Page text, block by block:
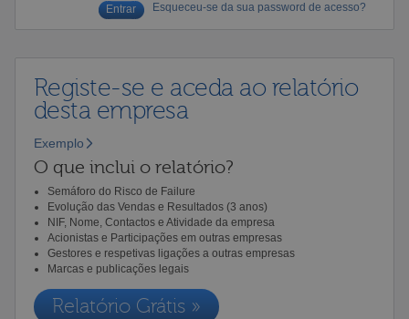
Esqueceu-se da sua password de acesso?
Registe-se e aceda ao relatório
desta empresa
Exemplo
O que inclui o relatório?
Semáforo do Risco de Failure
Evolução das Vendas e Resultados (3 anos)
NIF, Nome, Contactos e Atividade da empresa
Acionistas e Participações em outras empresas
Gestores e respetivas ligações a outras empresas
Marcas e publicações legais
Relatório Grátis »